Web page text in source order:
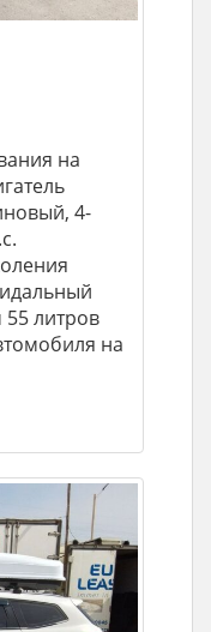
на
4-
литров
на